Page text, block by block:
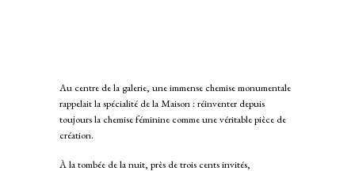
Au centre de la galerie, une immense chemise monumentale
rappelait la spécialité de la Maison : réinventer depuis
toujours la chemise féminine comme une véritable pièce de
création.
À la tombée de la nuit, près de trois cents invités,